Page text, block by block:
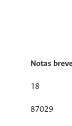
Notas
18
87029